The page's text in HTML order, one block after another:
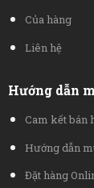
Của hàng
Liên hệ
Hướng dẫn
Cam kết bán
Hướng dẫn
Đặt hàng